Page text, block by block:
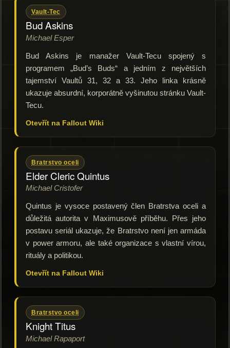
Bud Askins
Michael Esper
Vault-Tec
Bud Askins je manažer Vault-Tecu spojený s
programem „Bud’s Buds“ a jedním z největších
tajemství Vaultů 31, 32 a 33. Jeho linka krásně
ukazuje absurdní, korporátně vyšinutou stránku Vault-
Tecu.
Otevřít na Fallout Wiki
Elder Cleric Quintus
Michael Cristofer
Bratrstvo oceli
Quintus je vysoce postavený člen Bratrstva oceli a
důležitá autorita v Maximusově příběhu. Přes jeho
postavu seriál ukazuje, že Bratrstvo není jen armáda
v power armoru, ale také organizace s vlastní vírou,
rituály a politikou.
Otevřít na Fallout Wiki
Knight Titus
Michael Rapaport
Bratrstvo oceli